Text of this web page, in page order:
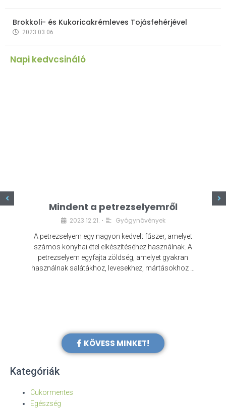
Brokkoli- és Kukoricakrémleves Tojásfehérjével
2023.03.06.
Napi kedvcsináló
Mindent a petrezselyemről
2023.12.21. • Gyógynövények
A petrezselyem egy nagyon kedvelt fűszer, amelyet
számos konyhai étel elkészítéséhez használnak. A
petrezselyem egyfajta zöldség, amelyet gyakran
használnak salátákhoz, levesekhez, mártásokhoz …
KÖVESS MINKET!
Kategóriák
Cukormentes
Egészség